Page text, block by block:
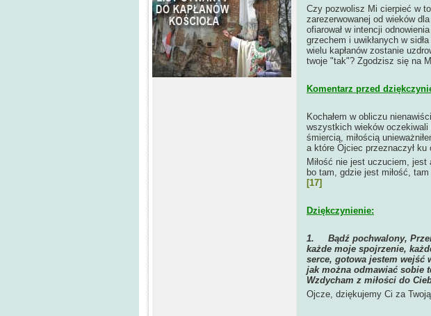
Czy pozwolisz Mi cierpieć w
zarezerwowanej od wieków
ofiarował w intencji
grzechem i uwikłanych w
wielu kapłanów zostanie
twoje "tak"? Zgodzisz się na
Komentarz przed
Kochałem w obliczu
wszystkich wieków oczekiwali
śmiercią, miłością
a które Ojciec przeznaczył
Miłość nie jest uczuciem,
bo tam, gdzie jest miłość,
[17]
Dziękczynienie:
1. Bądź pochwalony,
każde moje spojrzenie,
serce, gotowa jestem wejść
jak można odmawiać sobie
Wzdycham z miłości do
Ojcze, dziękujemy Ci za